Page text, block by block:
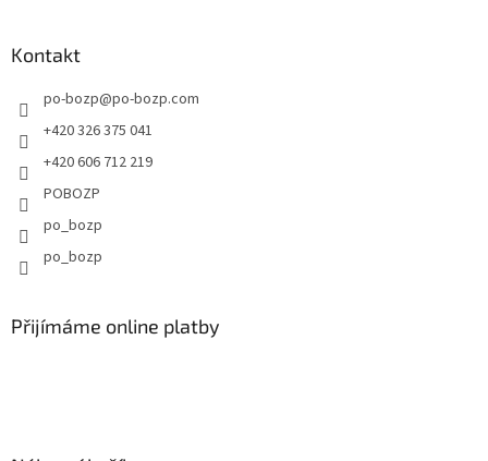
Kontakt
po-bozp@po-bozp.com
+420 326 375 041
+420 606 712 219
POBOZP
po_bozp
po_bozp
Přijímáme online platby